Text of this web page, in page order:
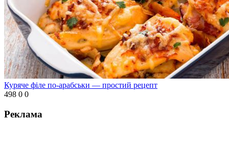
Куряче філе по-арабськи — простий рецепт
498 0 0
Реклама